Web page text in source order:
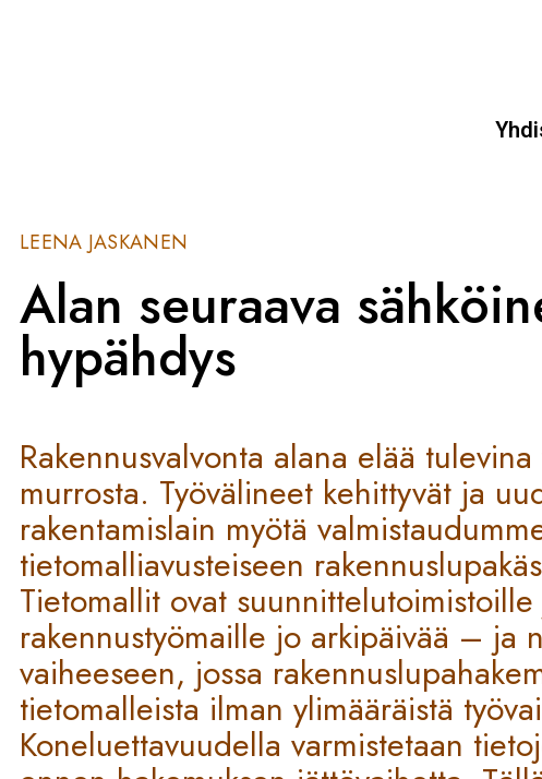
LEENA JASKANEN
Alan seuraava
hypähdys
Rakennusvalvonta alana elää
murrosta. Työvälineet kehittyvät ja
rakentamislain myötä
tietomalliavusteiseen
Tietomallit ovat suunnittelutoimistoille
rakennustyömaille jo arkipäivää – ja
vaiheeseen, jossa
tietomalleista ilman ylimääräistä
Koneluettavuudella varmistetaan